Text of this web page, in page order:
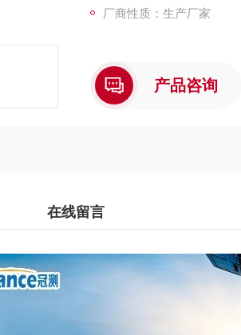
厂商性质：生产厂家
产品咨询
在线留言